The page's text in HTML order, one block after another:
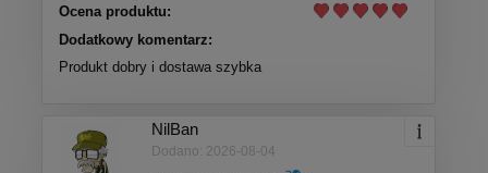
Ocena produktu:
Dodatkowy komentarz:
Produkt dobry i dostawa szybka
NilBan
Dodano: 2026-08-04